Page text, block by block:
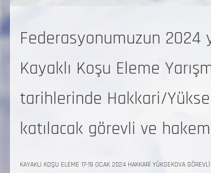
Federasyonumuzun 2024
Kayaklı Koşu Eleme
tarihlerinde Hakkari/
katılacak görevli ve
KAYAKLI KOŞU ELEME 17-19 OCAK 2024 HAKKARİ YÜKSEKOVA